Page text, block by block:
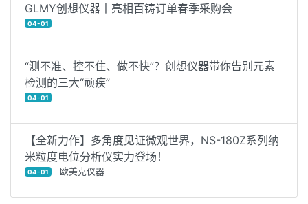
GLMY创想仪器丨亮相百铸订单春季采购会
04-01
“测不准、控不住、做不快”？创想仪器带你告别元素
检测的三大“顽疾”
04-01
【全新力作】多角度见证微观世界，NS-180Z系列纳
米粒度电位分析仪实力登场！
04-01 欧美克仪器